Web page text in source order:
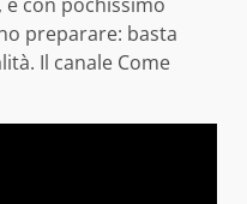
preparare: basta
Il canale Come